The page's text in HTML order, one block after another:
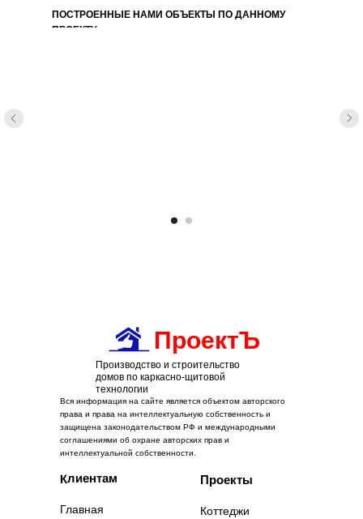
ПОСТРОЕННЫЕ НАМИ ОБЪЕКТЫ ПО ДАННОМУ
ПРОЕКТУ
Вся информация на сайте является объектом авторского
права и права на интеллектуальную собственность и
защищена законодательством РФ и международными
соглашениями об охране авторских прав и
интеллектуальной собственности.
Клиентам Проекты
Коттеджи
Главная
ПроектЪ
Производство и строительство
домов по каркасно-щитовой
технологии